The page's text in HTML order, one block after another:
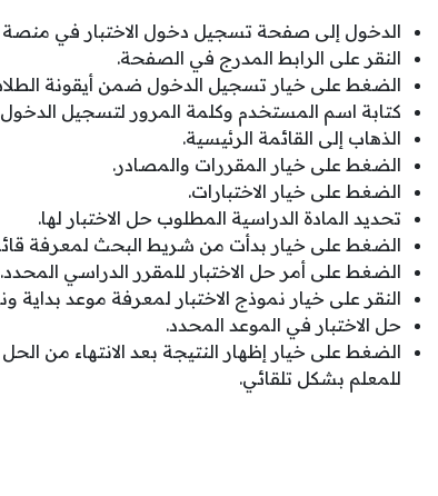
الدخول إلى صفحة تسجيل دخول الاختبار في
النقر على الرابط المدرج في الصفحة.
الضغط على خيار تسجيل الدخول ضمن أيقونة الطلاب
كتابة اسم المستخدم وكلمة المرور لتسجيل
الذهاب إلى القائمة الرئيسية.
الضغط على خيار المقررات والمصادر.
الضغط على خيار الاختبارات.
تحديد المادة الدراسية المطلوب حل الاختبار لها.
الضغط على خيار بدأت من شريط البحث لمعرفة
الضغط على أمر حل الاختبار للمقرر الدراسي المحدد.
النقر على خيار نموذج الاختبار لمعرفة موعد بداية
حل الاختبار في الموعد المحدد.
الضغط على خيار إظهار النتيجة بعد الانتهاء من
للمعلم بشكل تلقائي.